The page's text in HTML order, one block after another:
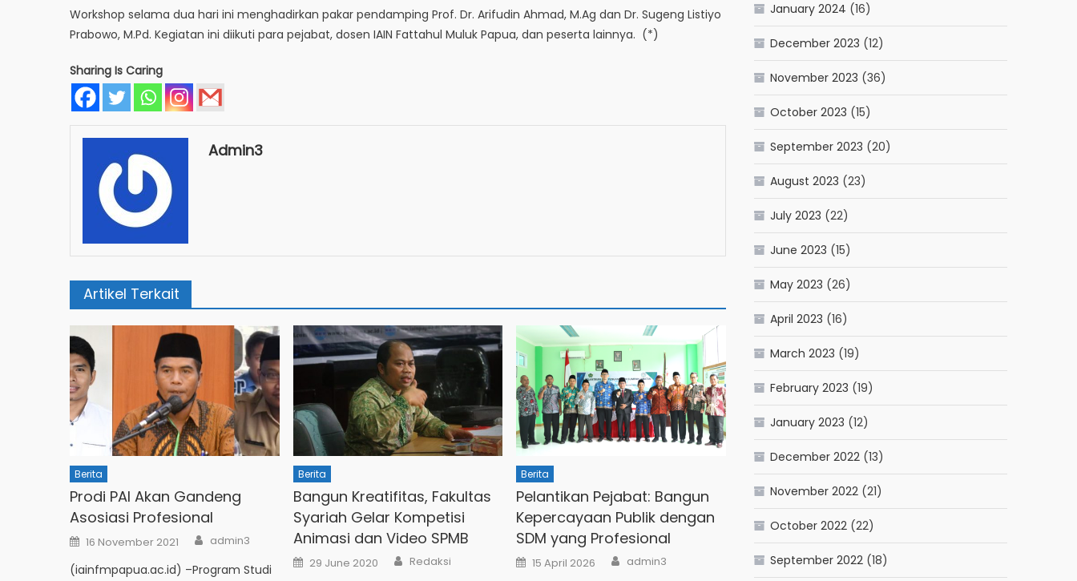
Workshop selama dua hari ini menghadirkan pakar pendamping Prof. Dr. Arifudin Ahmad, M.Ag dan Dr. Sugeng Listiyo
Prabowo, M.Pd. Kegiatan ini diikuti para pejabat, dosen IAIN Fattahul Muluk Papua, dan peserta lainnya. (*)
Sharing Is Caring
Admin3
Artikel Terkait
Berita
Prodi PAI Akan Gandeng
Asosiasi Profesional
Posted
on
16 November 2021 Author
admin3
(iainfmpapua.ac.id) –Program Studi
Berita
Bangun Kreatifitas, Fakultas
Syariah Gelar Kompetisi
Animasi dan Video SPMB
Posted
on
29 June 2020 Author
Redaksi
Berita
Pelantikan Pejabat: Bangun
Kepercayaan Publik dengan
SDM yang Profesional
Posted
on
15 April 2026 Author
admin3
January 2024 (16)
December 2023 (12)
November 2023 (36)
October 2023 (15)
September 2023 (20)
August 2023 (23)
July 2023 (22)
June 2023 (15)
May 2023 (26)
April 2023 (16)
March 2023 (19)
February 2023 (19)
January 2023 (12)
December 2022 (13)
November 2022 (21)
October 2022 (22)
September 2022 (18)